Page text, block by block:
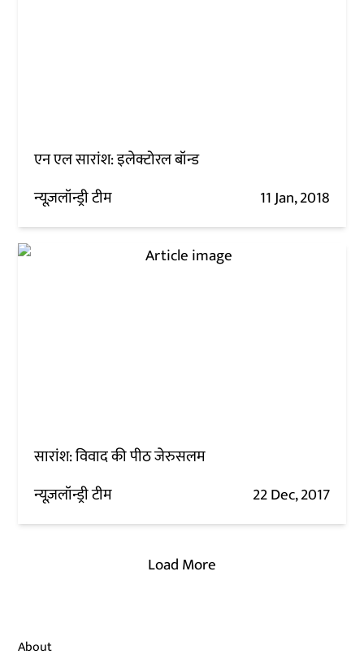
एन एल सारांश: इलेक्टोरल बॉन्ड
न्यूज़लॉन्ड्री टीम
11 Jan, 2018
सारांश: विवाद की पीठ जेरुसलम
न्यूज़लॉन्ड्री टीम
22 Dec, 2017
Load More
About